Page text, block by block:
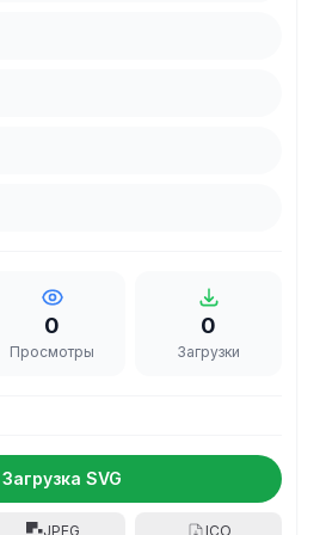
0
Просмотры
0
Загрузки
Загрузка SVG
JPEG ICO